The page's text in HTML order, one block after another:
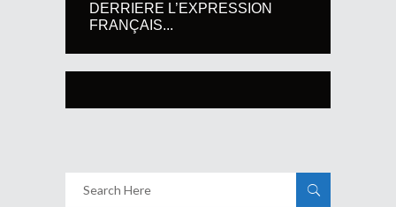
DERRIERE L’EXPRESSION
FRANÇAIS...